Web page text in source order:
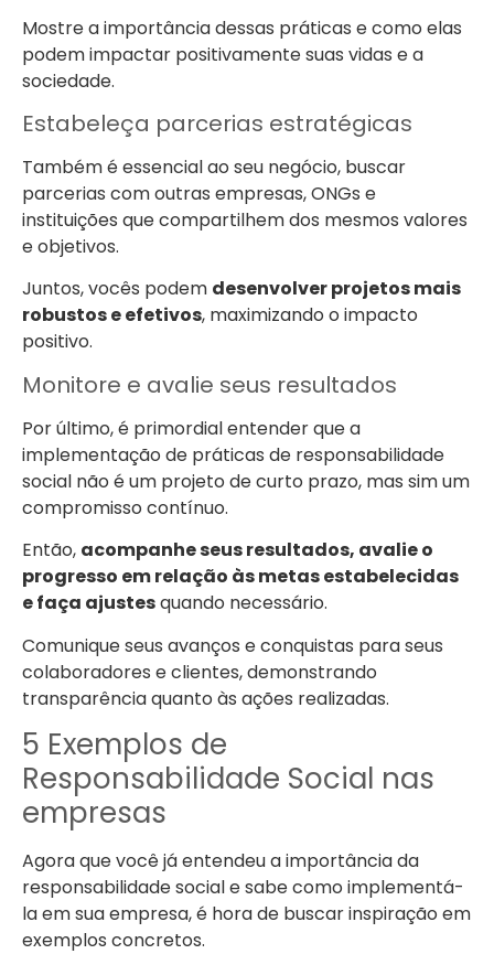
Mostre a importância dessas práticas e como elas
podem impactar positivamente suas vidas e a
sociedade.
Estabeleça parcerias estratégicas
Também é essencial ao seu negócio, buscar
parcerias com outras empresas, ONGs e
instituições que compartilhem dos mesmos valores
e objetivos.
Juntos, vocês podem desenvolver projetos mais
robustos e efetivos, maximizando o impacto
positivo.
Monitore e avalie seus resultados
Por último, é primordial entender que a
implementação de práticas de responsabilidade
social não é um projeto de curto prazo, mas sim um
compromisso contínuo.
Então, acompanhe seus resultados, avalie o
progresso em relação às metas estabelecidas
e faça ajustesquando necessário.
Comunique seus avanços e conquistas para seus
colaboradores e clientes, demonstrando
transparência quanto às ações realizadas.
5 Exemplos de
Responsabilidade Social nas
empresas
Agora que você já entendeu a importância da
responsabilidade social e sabe como implementá-
la em sua empresa, é hora de buscar inspiração em
exemplos concretos.